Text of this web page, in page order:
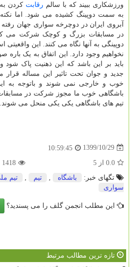
ورزشکاری ببیند که با سالم رقابت کردن
به سمت دوپینگ کشیده می شود. اما
آبروی ایران در دوچرخه سواری جهان
در مسابقات بزرگ و کوچک شرکت می
دوپینگی به آنها نگاه می کنند. این
نخواهیم وجود دارد. این اتفاق به یک
باید بر این باشد که این ذهنیت پاک شود
جدید و جوان تحت تاثیر این مساله
خوب و خارجی نمی شوند و باتوجه به
باشگاهی خوب ما مجوز شرکت در
تیم های باشگاهی یکی یکی منحل می شوند.
1399/10/29
10:59:45
0.0 از 5
1418
تگهای خبر:
باشگاه تیم تیم
سواری
این مطلب انجمن گلف را می پسندید؟
تازه ترین مطالب مرتبط